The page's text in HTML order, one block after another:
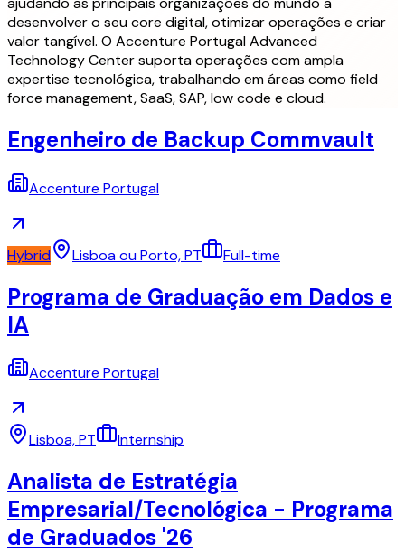
desenvolver o seu core digital, otimizar operações e criar
valor tangível. O Accenture Portugal Advanced
Technology Center suporta operações com ampla
expertise tecnológica, trabalhando em áreas como field
force management, SaaS, SAP, low code e cloud.
Engenheiro de Backup Commvault
Accenture Portugal
Hybrid Lisboa ou Porto, PT Full-time
Programa de Graduação em Dados e
IA
Accenture Portugal
Lisboa, PT Internship
Analista de Estratégia
Empresarial/Tecnológica - Programa
de Graduados '26